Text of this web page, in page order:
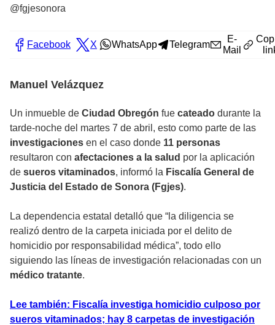
@fgjesonora
Facebook X WhatsApp Telegram
E-
Mail
Manuel Velázquez
Un inmueble de Ciudad Obregón fue cateado durante la
tarde-noche del martes 7 de abril, esto como parte de las
investigaciones en el caso donde 11 personas
resultaron con afectaciones a la salud por la aplicación
de sueros vitaminados, informó la Fiscalía General de
Justicia del Estado de Sonora (Fgjes).
La dependencia estatal detalló que “la diligencia se
realizó dentro de la carpeta iniciada por el delito de
homicidio por responsabilidad médica”, todo ello
siguiendo las líneas de investigación relacionadas con un
médico tratante.
Lee también: Fiscalía investiga homicidio culposo por
sueros vitaminados; hay 8 carpetas de investigación